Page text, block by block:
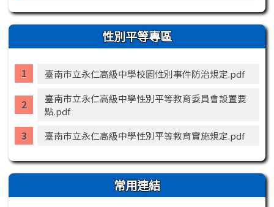
性別平等專區
臺南市立永仁高級中學校園性別事件防治規定.pdf
臺南市立永仁高級中學性別平等教育委員會設置要
點.pdf
臺南市立永仁高級中學性別平等教育實施規定.pdf
常用連結